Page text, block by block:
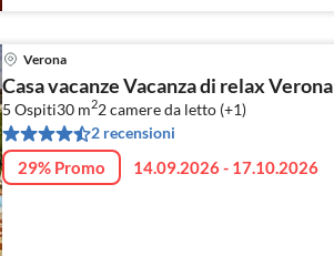
Verona
Casa vacanze Vacanza di relax Verona
5 Ospiti30 m22camere da letto (+1)
2 recensioni
29% Promo 14.09.2026 - 17.10.2026